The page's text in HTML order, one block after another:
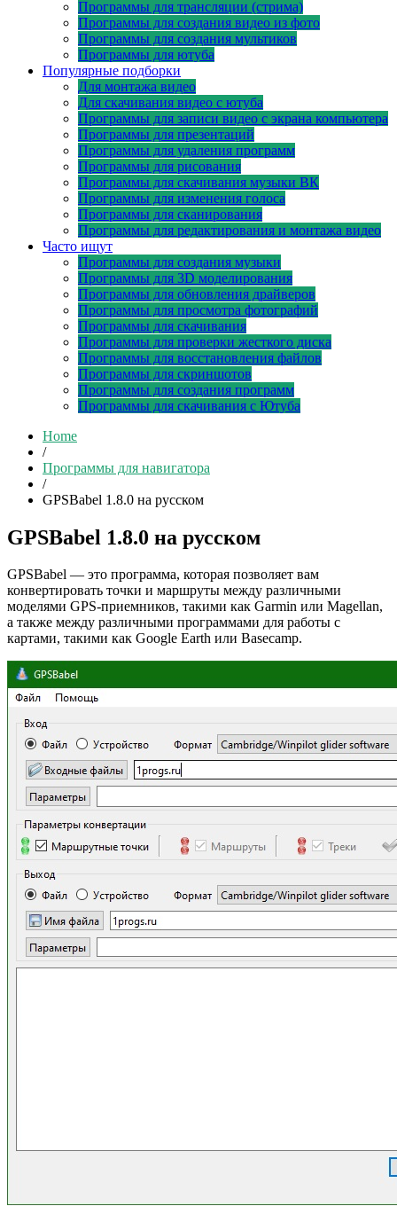
Программы для трансляции (стрима)
Программы для создания видео из фото
Программы для создания мультиков
Программы для ютуба
Популярные подборки
Для монтажа видео
Для скачивания видео с ютуба
Программы для записи видео с экрана компьютера
Программы для презентаций
Программы для удаления программ
Программы для рисования
Программы для скачивания музыки ВК
Программы для изменения голоса
Программы для сканирования
Программы для редактирования и монтажа видео
Часто ищут
Программы для создания музыки
Программы для 3D моделирования
Программы для обновления драйверов
Программы для просмотра фотографий
Программы для скачивания
Программы для проверки жесткого диска
Программы для восстановления файлов
Программы для скриншотов
Программы для создания программ
Программы для скачивания с Ютуба
Home
/
Программы для навигатора
/
GPSBabel 1.8.0 на русском
GPSBabel 1.8.0 на русском
GPSBabel — это программа, которая позволяет вам
конвертировать точки и маршруты между различными
моделями GPS-приемников, такими как Garmin или Magellan,
а также между различными программами для работы с
картами, такими как Google Earth или Basecamp.